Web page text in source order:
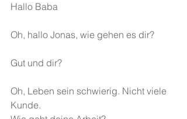
Hallo Baba
Oh, hallo Jonas, wie gehen es dir?
Gut und dir?
Oh, Leben sein schwierig. Nicht viele
Kunde.